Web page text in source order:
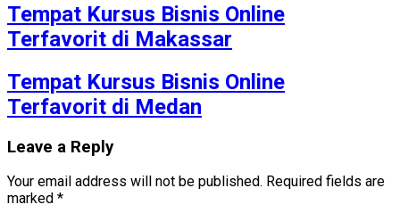
Tempat Kursus Bisnis Online
Terfavorit di Makassar
Tempat Kursus Bisnis Online
Terfavorit di Medan
Leave a Reply
Your email address will not be published. Required fields are
marked *